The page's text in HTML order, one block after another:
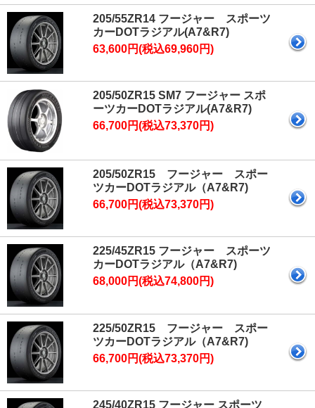
205/55ZR14 フージャー スポーツ
カーDOTラジアル(A7&R7)
63,600円(税込69,960円)
205/50ZR15 SM7 フージャー スポ
ーツカーDOTラジアル(A7&R7)
66,700円(税込73,370円)
205/50ZR15 フージャー スポー
ツカーDOTラジアル（A7&R7)
66,700円(税込73,370円)
225/45ZR15 フージャー スポーツ
カーDOTラジアル（A7&R7)
68,000円(税込74,800円)
225/50ZR15 フージャー スポー
ツカーDOTラジアル（A7&R7)
66,700円(税込73,370円)
245/40ZR15 フージャー スポーツ